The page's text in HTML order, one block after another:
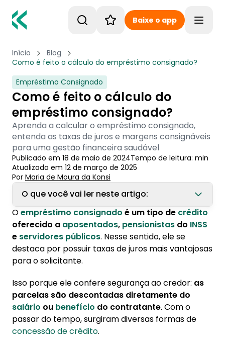
Baixe o app
Início
Blog
Como é feito o cálculo do empréstimo consignado?
Empréstimo Consignado
Como é feito o cálculo do
empréstimo consignado?
Aprenda a calcular o empréstimo consignado,
entenda as taxas de juros e margens consignáveis
para uma gestão financeira saudável
Publicado em 18 de maio de 2024Tempo de leitura: min
Atualizado em 12 de março de 2025
Por Maria de Moura da Konsi
O que você vai ler neste artigo:
1. Por que saber calcular o empréstimo
consignado?
2. Como calcular juros do empréstimo
consignado?
3. Cálculo da margem consignável
4. Como calcular antecipação e quitação do
empréstimo?
5. Como simular um empréstimo consignado?
Oempréstimo consignado é um tipo de crédito
oferecido a aposentados, pensionistas do INSS
e servidores públicos. Nesse sentido, ele se
destaca por possuir taxas de juros mais vantajosas
para o solicitante.
Isso porque ele confere segurança ao credor: as
parcelas são descontadas diretamente do
salário ou benefício do contratante. Com o
passar do tempo, surgiram diversas formas de
concessão de crédito.